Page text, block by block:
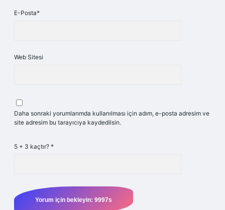
E-Posta*
Web Sitesi
Daha sonraki yorumlarımda kullanılması için adım, e-posta adresim ve
site adresim bu tarayıcıya kaydedilsin.
5 + 3 kaçtır? *